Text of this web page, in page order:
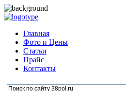
Главная
Фото и Цены
Статьи
Прайс
Контакты